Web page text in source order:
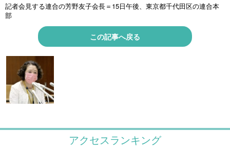
記者会見する連合の芳野友子会長＝15日午後、東京都千代田区の連合本
部
この記事へ戻る
アクセスランキング